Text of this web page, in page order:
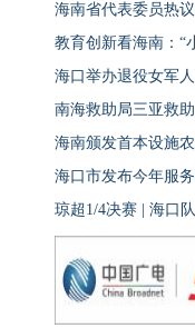
海南省代表委员热
教育创新看海南：“
海口举办退役女军
海口市发布今年服
琼超1/4决赛 | 海口